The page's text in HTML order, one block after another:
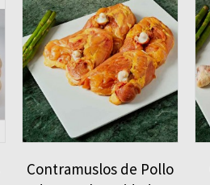
Contramuslos de Pollo